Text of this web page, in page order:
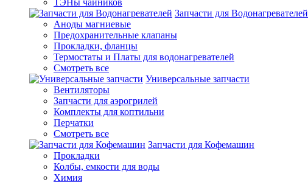
ТЭНы чайников
Запчасти для Водонагревателей
Аноды магниевые
Предохранительные клапаны
Прокладки, фланцы
Термостаты и Платы для водонагревателей
Смотреть все
Универсальные запчасти
Вентиляторы
Запчасти для аэрогрилей
Комплекты для коптильни
Перчатки
Смотреть все
Запчасти для Кофемашин
Прокладки
Колбы, емкости для воды
Химия